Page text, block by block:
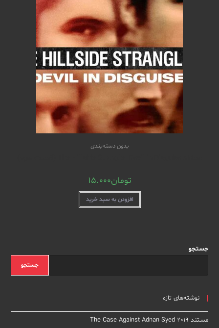
بدون دسته‌بندی
تومان15.000
افزودن به سبد خرید
جستجو
جستجو
نوشته‌های تازه
مستند The Case Against Adnan Syed 2019